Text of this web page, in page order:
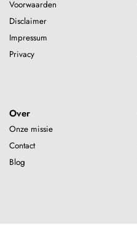
Voorwaarden
Disclaimer
Impressum
Privacy
Over
Onze missie
Contact
Blog